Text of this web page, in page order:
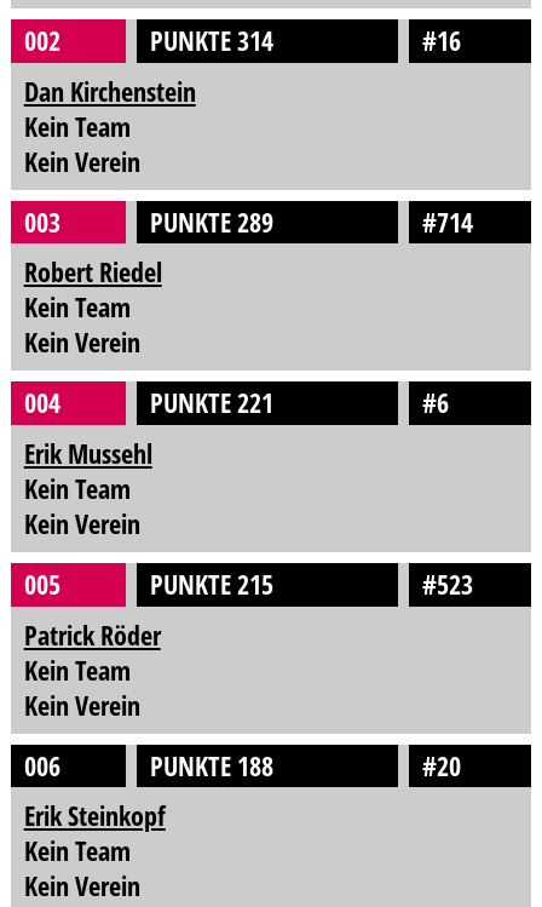
002
PUNKTE 314
#16
Dan Kirchenstein
Kein Team
Kein Verein
003
PUNKTE 289
#714
Robert Riedel
Kein Team
Kein Verein
004
PUNKTE 221
#6
Erik Mussehl
Kein Team
Kein Verein
005
PUNKTE 215
#523
Patrick Röder
Kein Team
Kein Verein
006
PUNKTE 188
#20
Erik Steinkopf
Kein Team
Kein Verein